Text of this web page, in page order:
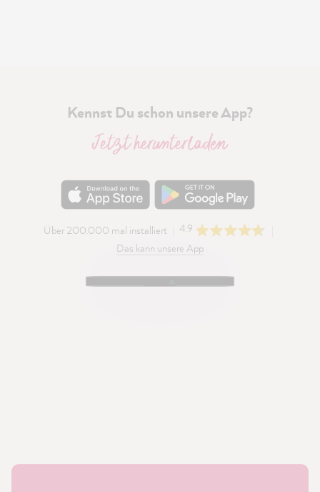
Kennst Du schon unsere App?
Jetzt herunterladen
Über 200.000 mal installiert
4.9
Das kann unsere App